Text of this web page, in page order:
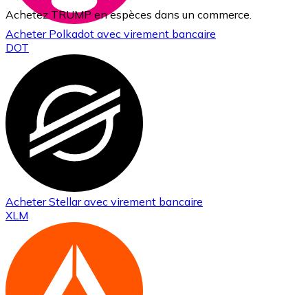
Acheter Polkadot avec virement bancaire
DOT
AcheterStellaravec virement bancaire
XLM
Achetez TRUMP en espèces dans un commerce.